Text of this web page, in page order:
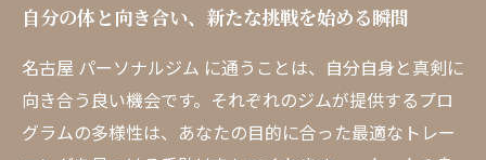
自分の体と向き合い、新たな挑戦を始める瞬間
名古屋 パーソナルジム に通うことは、自分自身と真剣に
向き合う良い機会です。それぞれのジムが提供するプロ
グラムの多様性は、あなたの目的に合った最適なトレー